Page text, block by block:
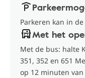
Parkeren kan in
Met het
Met de bus: halte
351, 352 en 651
op 12 minuten